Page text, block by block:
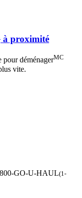
à proximité
pour déménagerMC
vite.
GO-U-HAUL(1-